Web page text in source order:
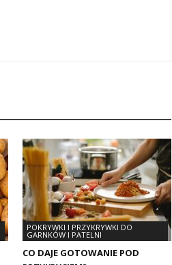
POKRYWKI I PRZYKRYWKI DO
GARNKÓW I PATELNI
CO DAJE GOTOWANIE POD